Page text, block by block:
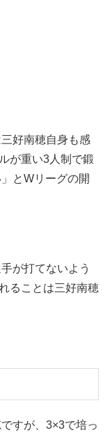
好南穂自身も感
が重い3人制で鍛
とWリーグの開
が打てないよう
ることは三好南穂
すが、3×3で培っ